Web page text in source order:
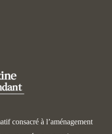
consacré à l’aménagement